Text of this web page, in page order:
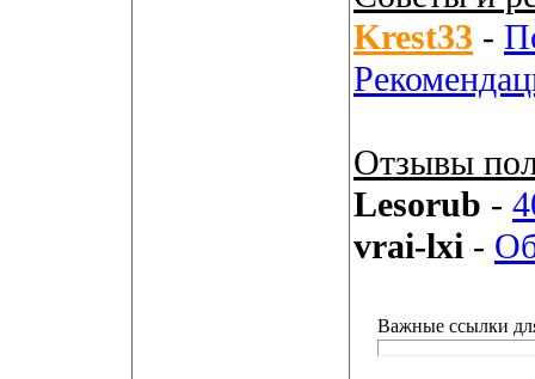
Krest33 -
Отзывы
Lesorub -
vrai-lxi -
Важные ссылки